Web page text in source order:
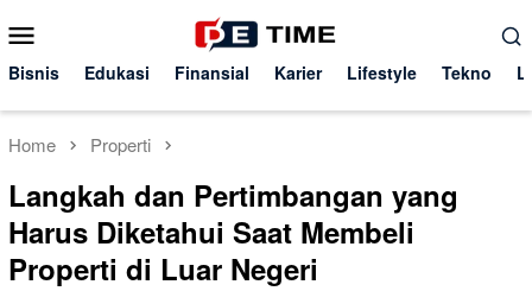
to
contentMenu
Bisnis Edukasi Finansial Karier Lifestyle Tekno
Home Properti
Langkah dan Pertimbangan yang
Harus Diketahui Saat Membeli
Properti di Luar Negeri